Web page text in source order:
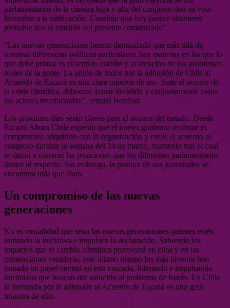
parlamentarios de la cámara baja y alta del congreso den su voto
favorable a la ratificación. Cuestión que hoy parece altamente
probable tras la emisión del presente comunicado”.
“Las nuevas generaciones hemos demostrado que más allá de
nuestras diferencias políticas particulares, hay materias en las que lo
que debe primar es el sentido común y la atención de los problemas
reales de la gente. La unión de todos por la adhesión de Chile al
Acuerdo de Escazú es una clara muestra de eso. Ante el avance de
la crisis climática, debemos actuar decidida y conjuntamente todos
los actores involucrados”, remató Benfeld.
Los próximos días serán claves para el avance del tratado. Desde
Escazú Ahora Chile esperan que el nuevo gobierno reafirme el
compromiso adquirido con la organización y envíe el acuerdo al
congreso durante la semana del 14 de marzo, momento tras el cual
se darán a conocer las posiciones que los diferentes parlamentarios
tienen al respecto. Sin embargo, la postura de sus juventudes se
encuentra más que clara.
Un compromiso de las nuevas
generaciones
No es casualidad que sean las nuevas generaciones quienes estén
tomando la iniciativa e impulsen la declaración. Sabiendo los
impactos que el cambio climático provocará en ellos y en las
generaciones venideras, este último tiempo los más jóvenes han
tomado un papel central en esta cruzada, liderando e impulsando
iniciativas que buscan dar solución al problema de fondo. En Chile
la demanda por la adhesión al Acuerdo de Escazú es una gran
muestra de ello.